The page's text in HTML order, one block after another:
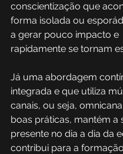
conscientização que
forma isolada ou
a gerar pouco impacto e
rapidamente se tornam
Já uma abordagem
integrada e que utiliza
canais, ou seja,
boas práticas, mantém a
presente no dia a dia da
contribui para a